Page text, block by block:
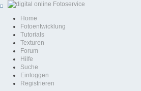
Home
Fotoentwicklung
Tutorials
Texturen
Forum
Hilfe
Suche
Einloggen
Registrieren